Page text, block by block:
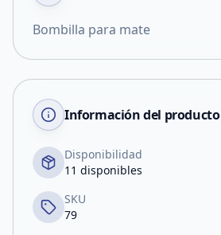
Bombilla para mate
Información del producto
Disponibilidad
11 disponibles
SKU
79